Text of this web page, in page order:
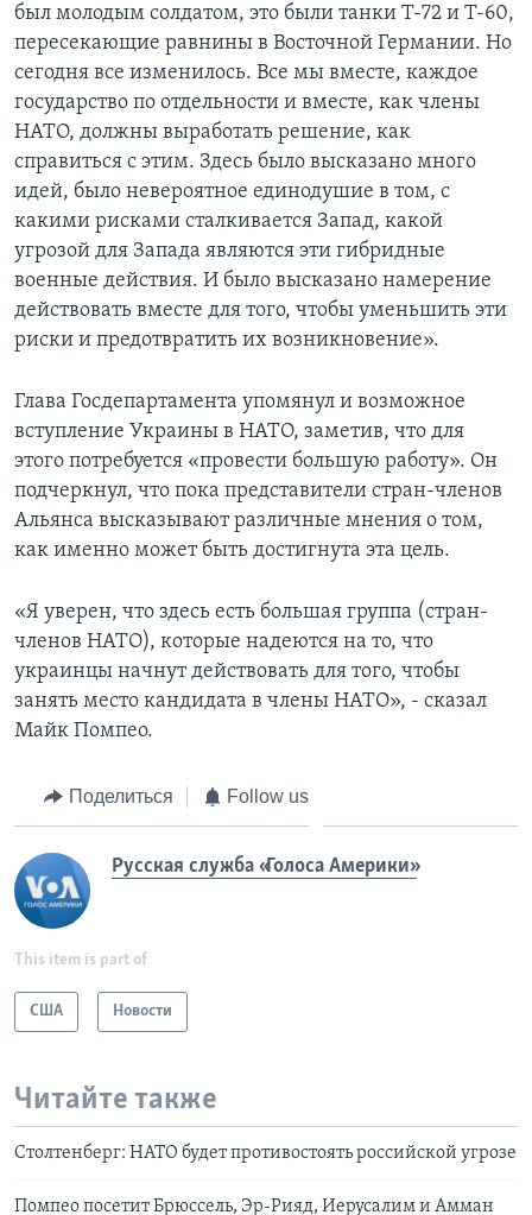
был молодым солдатом, это были танки Т-72 и Т-60,
пересекающие равнины в Восточной Германии. Но
сегодня все изменилось. Все мы вместе, каждое
государство по отдельности и вместе, как члены
НАТО, должны выработать решение, как
справиться с этим. Здесь было высказано много
идей, было невероятное единодушие в том, с
какими рисками сталкивается Запад, какой
угрозой для Запада являются эти гибридные
военные действия. И было высказано намерение
действовать вместе для того, чтобы уменьшить эти
риски и предотвратить их возникновение».
Глава Госдепартамента упомянул и возможное
вступление Украины в НАТО, заметив, что для
этого потребуется «провести большую работу». Он
подчеркнул, что пока представители стран-членов
Альянса высказывают различные мнения о том,
как именно может быть достигнута эта цель.
«Я уверен, что здесь есть большая группа (стран-
членов НАТО), которые надеются на то, что
украинцы начнут действовать для того, чтобы
занять место кандидата в члены НАТО», - сказал
Майк Помпео.
Поделиться Follow us
Русская служба «Голоса Америки»
This item is part of
США Новости
Читайте также
Столтенберг: НАТО будет противостоять российской угрозе
Помпео посетит Брюссель, Эр-Рияд, Иерусалим и Амман